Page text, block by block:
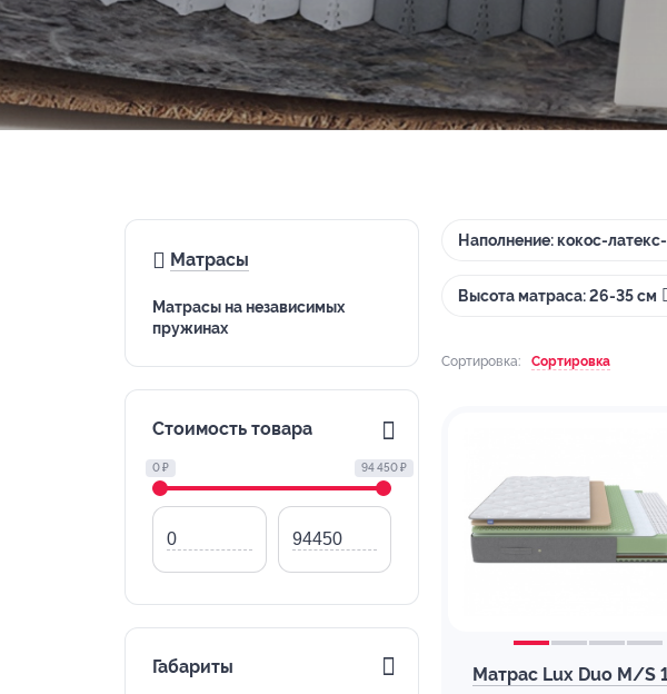
Матрасы
Матрасы на независимых
пружинах
Стоимость товара
0 ₽ 94 450 ₽
Габариты
Наполнение: кокос-
Высота матраса: 26-35 см
Сортировка: Сортировка
Матрас Lux Duo M/S